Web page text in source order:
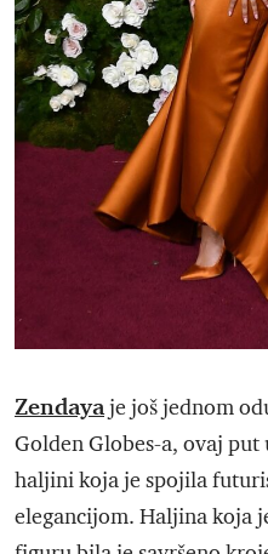
Zendayaje još jednom
Golden Globes-a, ovaj
haljini koja je spojila
elegancijom. Haljina koja